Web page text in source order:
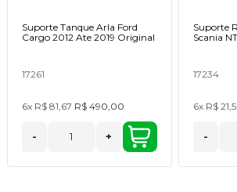
Suporte Tanque Arla Ford
Cargo 2012 Ate 2019 Original
17261
6x R$ 81,67 R$ 490,00
- +
Suporte
Scania
17234
6x R$
-